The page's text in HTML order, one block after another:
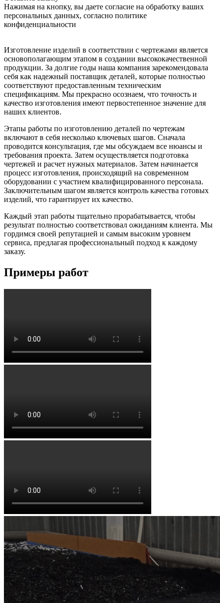
Нажимая на кнопку, вы даете согласие на обработку ваших
персональных данных, согласно политике
конфиденциальности
Изготовление изделий в соответствии с чертежами является
основополагающим этапом в создании высококачественной
продукции. За долгие годы наша компания зарекомендовала
себя как надежный поставщик деталей, которые полностью
соответствуют предоставленным техническим
спецификациям. Мы прекрасно осознаем, что точность и
качество изготовления имеют первостепенное значение для
наших клиентов.
Этапы работы по изготовлению деталей по чертежам
включают в себя несколько ключевых шагов. Сначала
проводится консультация, где мы обсуждаем все нюансы и
требования проекта. Затем осуществляется подготовка
чертежей и расчет нужных материалов. Затем начинается
процесс изготовления, происходящий на современном
оборудовании с участием квалифицированного персонала.
Заключительным шагом является контроль качества готовых
изделий, что гарантирует их качество.
Каждый этап работы тщательно прорабатывается, чтобы
результат полностью соответствовал ожиданиям клиента. Мы
гордимся своей репутацией и самым высоким уровнем
сервиса, предлагая профессиональный подход к каждому
заказу.
Примеры работ